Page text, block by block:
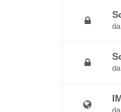
da
da
da